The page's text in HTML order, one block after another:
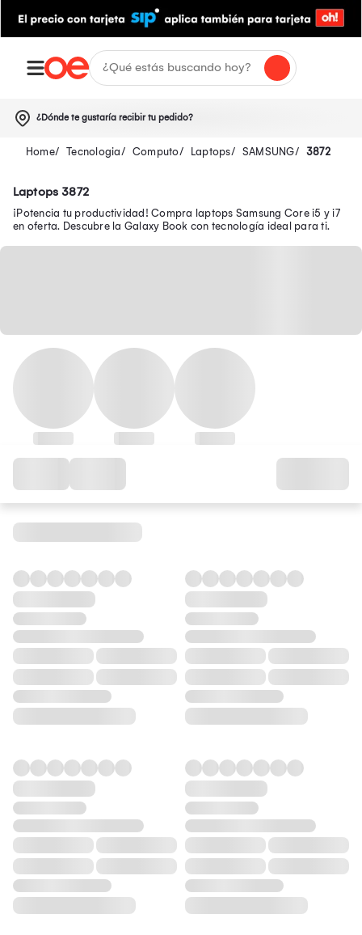
¿Dónde te gustaría recibir tu pedido?
Tecnologia Computo Laptops SAMSUNG 3872
Laptops 3872
¡Potencia tu productividad! Compra laptops Samsung Core i5 y i7
en oferta. Descubre la Galaxy Book con tecnología ideal para ti.